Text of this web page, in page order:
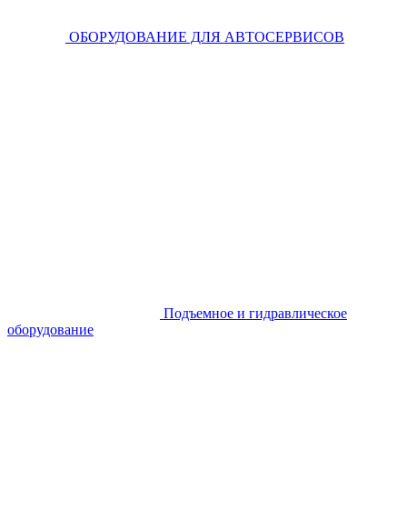
ОБОРУДОВАНИЕ ДЛЯ АВТОСЕРВИСОВ
Подъемное и гидравлическое
оборудование